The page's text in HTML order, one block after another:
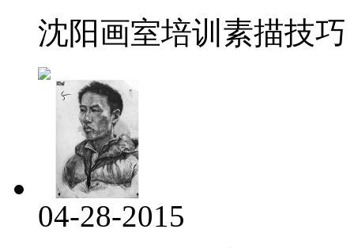
沈阳画室培训素描技巧
04-28-2015